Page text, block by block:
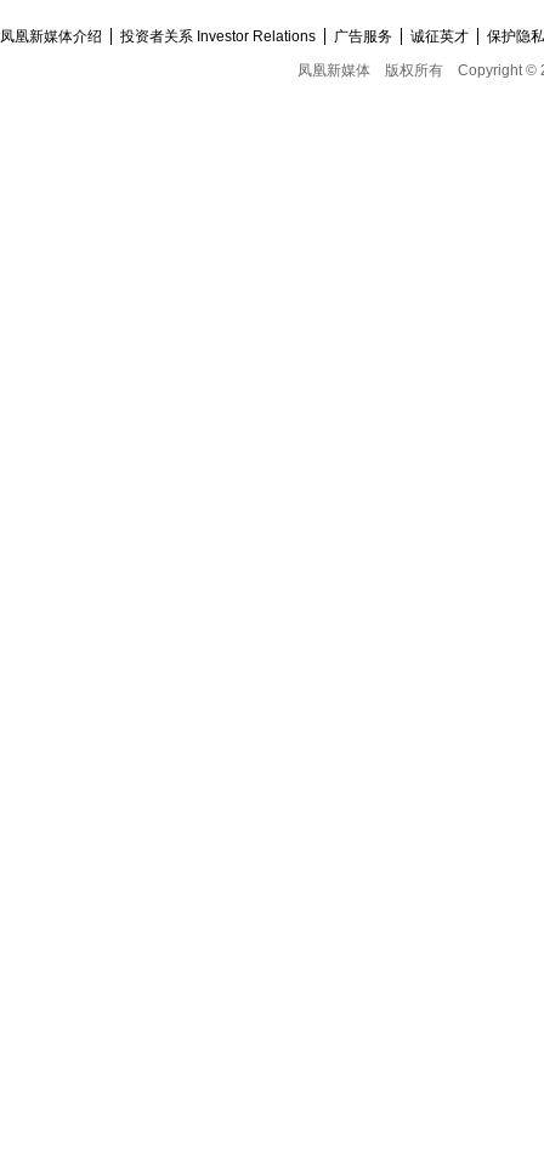
凤凰新媒体介绍 投资者关系 Investor Relations 广告服务 诚征英才
保护隐
凤凰新媒体
版权所有 Copyright ©